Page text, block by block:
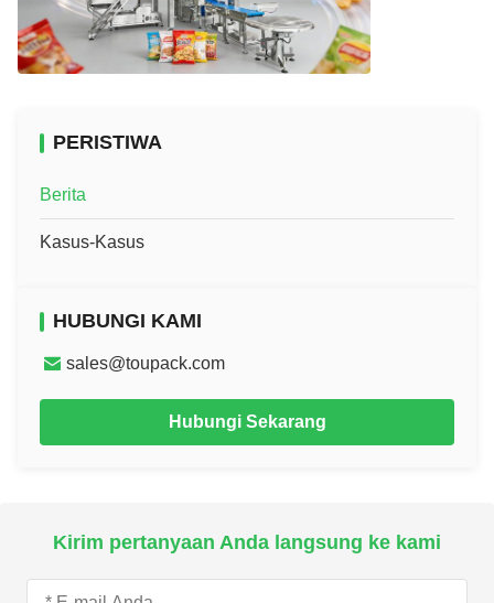
PERISTIWA
Berita
Kasus-Kasus
HUBUNGI KAMI
sales@toupack.com
Hubungi Sekarang
Kirim pertanyaan Anda langsung ke kami